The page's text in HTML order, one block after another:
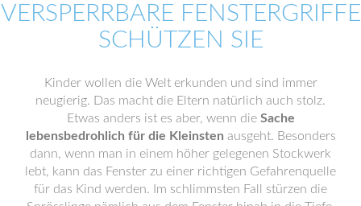
VERSPERRBARE FENSTERGRIFFE
SCHÜTZEN SIE
Kinder wollen die Welt erkunden und sind immer
neugierig. Das macht die Eltern natürlich auch stolz.
Etwas anders ist es aber, wenn die Sache
lebensbedrohlich für die Kleinsten ausgeht. Besonders
dann, wenn man in einem höher gelegenen Stockwerk
lebt, kann das Fenster zu einer richtigen Gefahrenquelle
für das Kind werden. Im schlimmsten Fall stürzen die